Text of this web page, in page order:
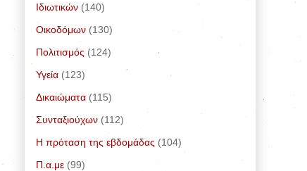
Ιδιωτικών (140)
Οικοδόμων (130)
Πολιτισμός (124)
Υγεία (123)
Δικαιώματα (115)
Συνταξιούχων (112)
Η πρόταση της εβδομάδας (104)
Π.α.με (99)